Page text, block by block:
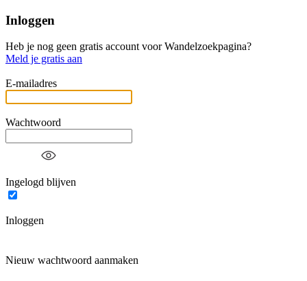
Inloggen
Heb je nog geen gratis account voor Wandelzoekpagina?
Meld je gratis aan
E-mailadres
Wachtwoord
Ingelogd blijven
Inloggen
Nieuw wachtwoord aanmaken